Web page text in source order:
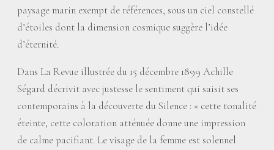
paysage marin exempt de références, sous un ciel constellé
d’étoiles dont la dimension cosmique suggère l’idée
d’éternité.
Dans La Revue illustrée du 15 décembre 1899 Achille
Ségard décrivit avec justesse le sentiment qui saisit ses
contemporains à la découverte du Silence : « cette tonalité
éteinte, cette coloration atténuée donne une impression
de calme pacifiant. Le visage de la femme est solennel